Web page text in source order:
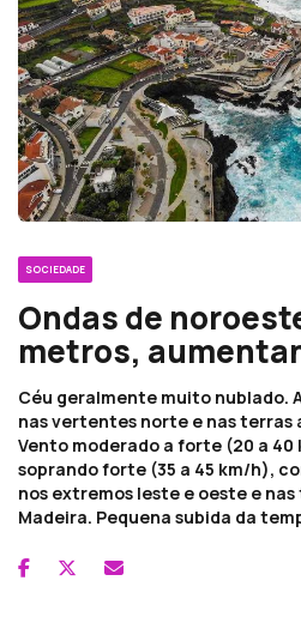
SOCIEDADE
Ondas de
metros,
Céu geralmente muito nublado.
nas vertentes norte e nas terras
Vento moderado a forte (20 a
soprando forte (35 a 45 km/h),
nos extremos leste e oeste e
Madeira. Pequena subida da